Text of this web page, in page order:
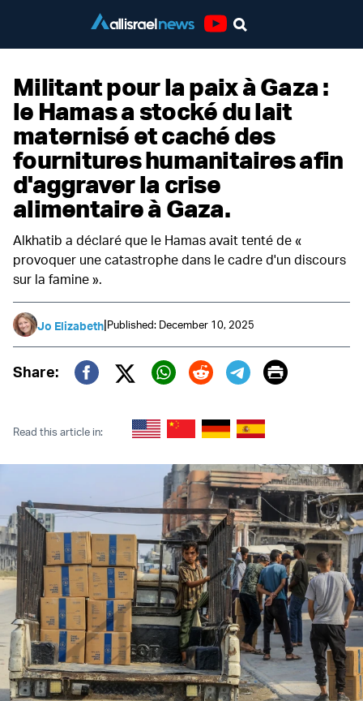
Militant pour la paix à Gaza :
le Hamas a stocké du lait
maternisé et caché des
fournitures humanitaires afin
d'aggraver la crise
alimentaire à Gaza.
Alkhatib a déclaré que le Hamas avait tenté de «
provoquer une catastrophe dans le cadre d'un discours
sur la famine ».
Jo Elizabeth|Published: December 10, 2025
Share:
Twitter (X)
Print
Read this article in: